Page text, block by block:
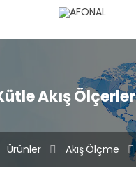
Akış Ölçerler
Ürünler Akış Ölçme